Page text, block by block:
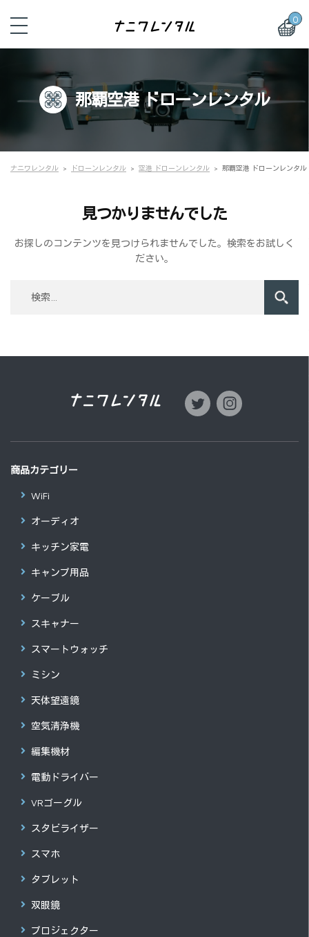
0
那覇空港 ドローンレンタル
ナニワレンタル ドローンレンタル 空港 ドローンレンタル 那覇空港 ドローンレンタル
見つかりませんでした
お探しのコンテンツを見つけられませんでした。検索をお試しく
ださい。
商品カテゴリー
WiFi
オーディオ
キッチン家電
キャンプ用品
ケーブル
スキャナー
スマートウォッチ
ミシン
天体望遠鏡
空気清浄機
編集機材
電動ドライバー
VRゴーグル
スタビライザー
スマホ
タブレット
双眼鏡
プロジェクター